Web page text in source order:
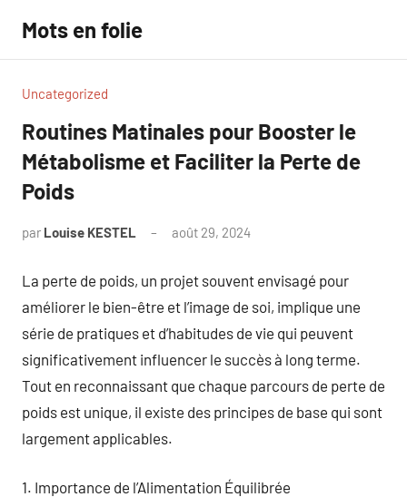
contenu
Mots en folie
Uncategorized
Routines Matinales pour Booster le
Métabolisme et Faciliter la Perte de
Poids
par Louise KESTEL août 29, 2024
La perte de poids, un projet souvent envisagé pour
améliorer le bien-être et l’image de soi, implique une
série de pratiques et d’habitudes de vie qui peuvent
significativement influencer le succès à long terme.
Tout en reconnaissant que chaque parcours de perte de
poids est unique, il existe des principes de base qui sont
largement applicables.
1. Importance de l’Alimentation Équilibrée